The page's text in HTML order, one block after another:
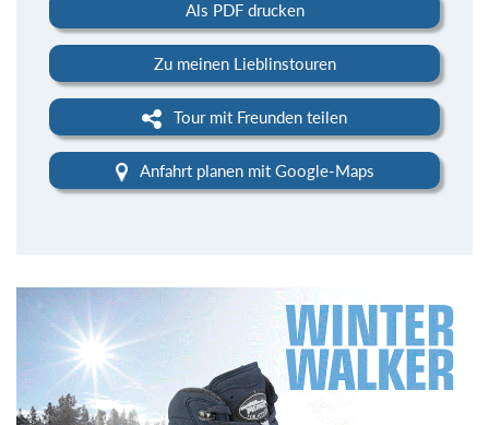
Als PDF drucken
Zu meinen Lieblinstouren
Tour mit Freunden teilen
Anfahrt planen mit Google-Maps